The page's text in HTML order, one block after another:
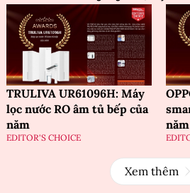
TRULIVA UR61096H: Máy
lọc nước RO âm tủ bếp của
năm
EDITOR'S CHOICE
năm
Xem thêm